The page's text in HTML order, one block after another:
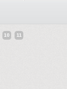
10 11